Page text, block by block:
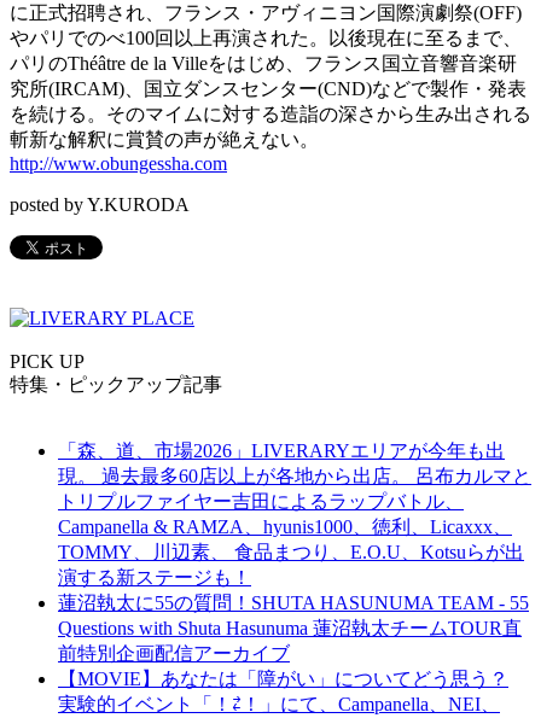
に正式招聘され、フランス・アヴィニヨン国際演劇祭(OFF)
やパリでのべ100回以上再演された。以後現在に至るまで、
パリのThéâtre de la Villeをはじめ、フランス国立音響音楽研
究所(IRCAM)、国立ダンスセンター(CND)などで製作・発表
を続ける。そのマイムに対する造詣の深さから生み出される
斬新な解釈に賞賛の声が絶えない。
http://www.obungessha.com
posted by Y.KURODA
PICK UP
特集・ピックアップ記事
「森、道、市場2026」LIVERARYエリアが今年も出
現。 過去最多60店以上が各地から出店。 呂布カルマと
トリプルファイヤー吉田によるラップバトル、
Campanella & RAMZA、hyunis1000、徳利、Licaxxx、
TOMMY、川辺素、 食品まつり、E.O.U、Kotsuらが出
演する新ステージも！
蓮沼執太に55の質問！SHUTA HASUNUMA TEAM - 55
Questions with Shuta Hasunuma 蓮沼執太チームTOUR直
前特別企画配信アーカイブ
【MOVIE】あなたは「障がい」についてどう思う？
実験的イベント「！⇄！」にて、Campanella、NEI、